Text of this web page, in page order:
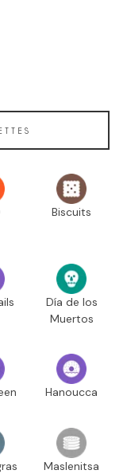
Biscuits
Día de los
Muertos
Hanoucca
Maslenitsa